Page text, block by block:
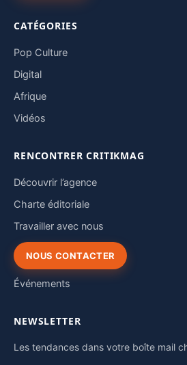
CATÉGORIES
Pop Culture
Digital
Afrique
Vidéos
RENCONTRER CRITIKMAG
Découvrir l’agence
Charte éditoriale
Travailler avec nous
NOUS CONTACTER
Événements
NEWSLETTER
Les tendances dans votre boîte mail